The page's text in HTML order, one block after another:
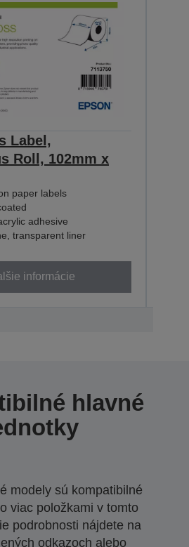
Label,
Roll, 102mm x
paper labels
adhesive
transparent liner
informácie
hlavné
modely sú kompatibilné
viac položkami v tomto
podrobnosti nájdete na
odkazoch alebo